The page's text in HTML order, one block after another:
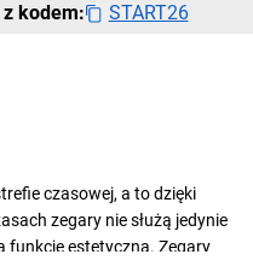
kodem: START26
czasowej, a to dzięki
zegary nie służą jedynie
funkcję estetyczną. Zegary